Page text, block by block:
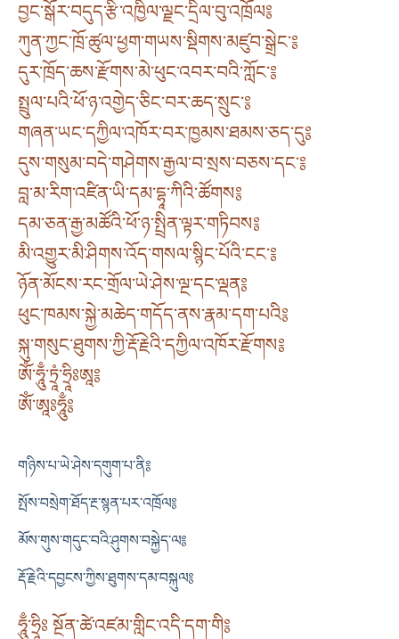
བྱང་སྒོར་བདུད་རྩི་འཁྱིལ་ལྗང་དྲིལ་བུ་འཁྲོལ༔
ཀུན་ཀྱང་ཁྲོ་ཚུལ་ཕྱག་གཡས་སྡིགས་མཛུབ་སྒྲེང་༔
དུར་ཁྲོད་ཆས་རྫོགས་མེ་ཕུང་འབར་བའི་ཀློང་༔
སྤྲུལ་པའི་ཕོ་ཉ་འགྱེད་ཅིང་བར་ཆད་སྲུང་༔
གཞན་ཡང་དཀྱིལ་འཁོར་བར་ཁྱམས་ཐམས་ཅད་དུ༔
དུས་གསུམ་བདེ་གཤེགས་རྒྱལ་བ་སྲས་བཅས་དང་༔
བླ་མ་རིག་འཛིན་ཡི་དམ་དྷཱ་ཀིའི་ཚོགས༔
དམ་ཅན་རྒྱ་མཚོའི་ཕོ་ཉ་སྤྲིན་ལྟར་གཏིབས༔
མི་འགྱུར་མི་ཤིགས་འོད་གསལ་སྙིང་པོའི་ངང་༔
ཉོན་མོངས་རང་གྲོལ་ཡེ་ཤེས་ལྔ་དང་ལྡན༔
ཕུང་ཁམས་སྐྱེ་མཆེད་གདོད་ནས་རྣམ་དག་པའི༔
སྐུ་གསུང་ཐུགས་ཀྱི་རྡོ་རྗེའི་དཀྱིལ་འཁོར་རྫོགས༔
ཨོཾ་ཧཱུྃ་ཏྲཱཾ་ཧྲཱིཿཨཱ༔
ཨོཾ་ཨཱཿཧཱུྃ༔
གཉིས་པ་ཡེ་ཤེས་དགུག་པ་ནི༔
སྤོས་བསྲེག་ཐོད་རྔ་སྙན་པར་འཁྲོལ༔
མོས་གུས་གདུང་བའི་ཤུགས་བསྐྱེད་ལ༔
རྡོ་རྗེའི་དབྱངས་ཀྱིས་ཐུགས་དམ་བསྐུལ༔
ཧཱུྃ་ཧྲཱིཿ སྔོན་ཚེ་འཛམ་གླིང་འདི་དག་གི༔